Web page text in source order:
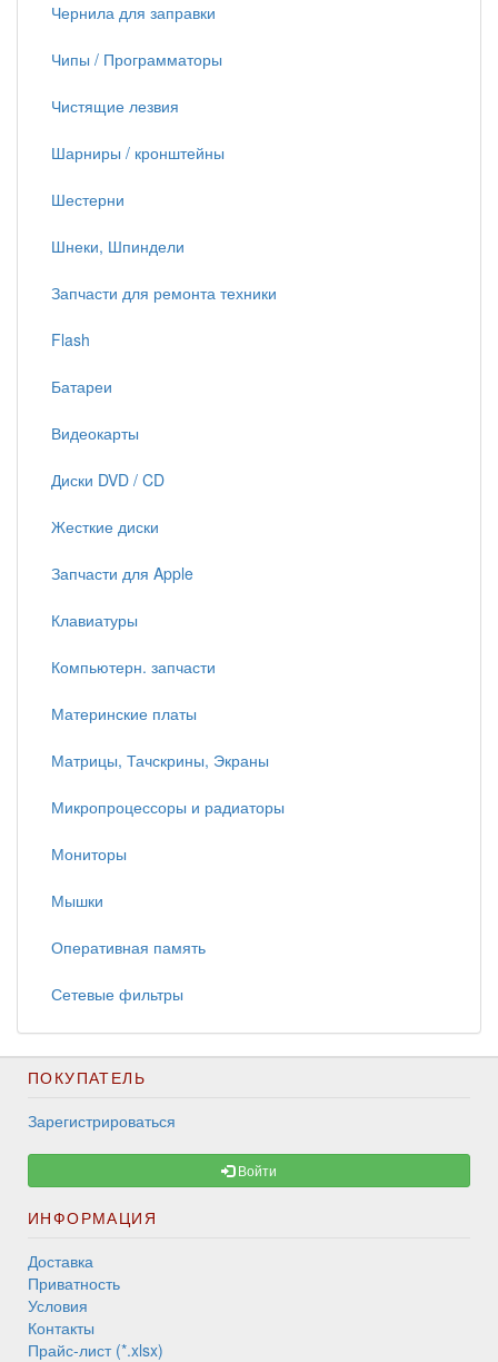
Чернила для заправки
Чипы / Программаторы
Чистящие лезвия
Шарниры / кронштейны
Шестерни
Шнеки, Шпиндели
Запчасти для ремонта техники
Flash
Батареи
Видеокарты
Диски DVD / CD
Жесткие диски
Запчасти для Apple
Клавиатуры
Компьютерн. запчасти
Материнские платы
Матрицы, Тачскрины, Экраны
Микропроцессоры и радиаторы
Мониторы
Мышки
Оперативная память
Сетевые фильтры
ПОКУПАТЕЛЬ
Зарегистрироваться
Войти
ИНФОРМАЦИЯ
Доставка
Приватность
Условия
Контакты
Прайс-лист (*.xlsx)